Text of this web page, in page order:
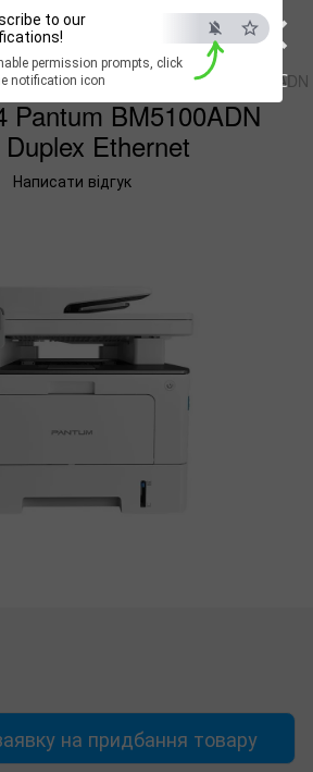
×
ESC
to our
permission prompts, click
notification iconБФП моно A4 Pantum
BM5100ADN
Ethernet
Написати відгук
на придбання товару